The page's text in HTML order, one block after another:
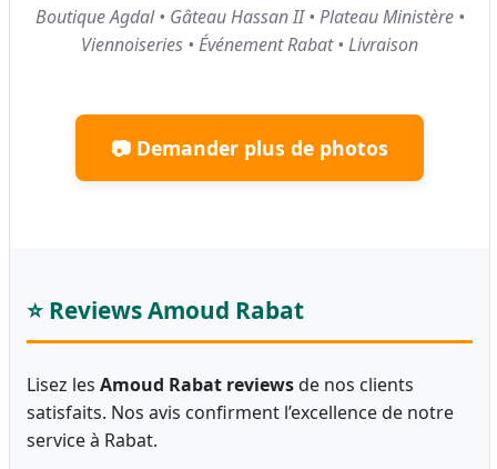
Boutique Agdal • Gâteau Hassan II • Plateau Ministère •
Viennoiseries • Événement Rabat • Livraison
📷 Demander plus de photos
⭐ Reviews Amoud Rabat
Lisez les Amoud Rabat reviewsde nos clients
satisfaits. Nos avis confirment l’excellence de notre
service à Rabat.